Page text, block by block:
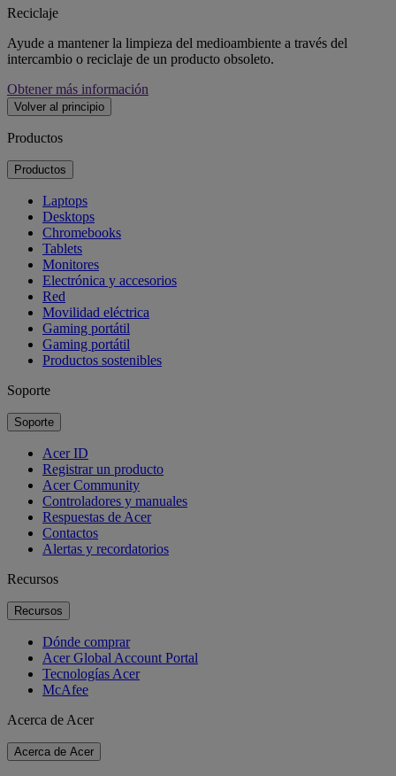
Reciclaje
Ayude a mantener la limpieza del medioambiente a través del
intercambio o reciclaje de un producto obsoleto.
Obtener más información
Volver al principio
Productos
Productos
Laptops
Desktops
Chromebooks
Tablets
Monitores
Electrónica y accesorios
Red
Movilidad eléctrica
Gaming portátil
Gaming portátil
Productos sostenibles
Soporte
Soporte
Acer ID
Registrar un producto
Acer Community
Controladores y manuales
Respuestas de Acer
Contactos
Alertas y recordatorios
Recursos
Recursos
Dónde comprar
Acer Global Account Portal
Tecnologías Acer
McAfee
Acerca de Acer
Acerca de Acer